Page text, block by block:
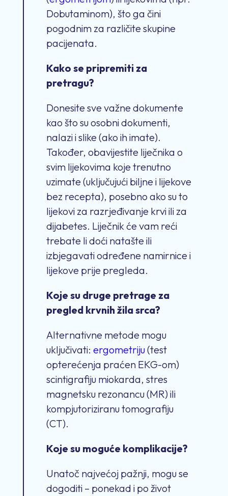
Dobutaminom), što ga čini
pogodnim za različite skupine
pacijenata.
Kako se pripremiti za
pretragu?
Donesite sve važne dokumente
kao što su osobni dokumenti,
nalazi i slike (ako ih imate).
Također, obavijestite liječnika o
svim lijekovima koje trenutno
uzimate (uključujući biljne i lijekove
bez recepta), posebno ako su to
lijekovi za razrjeđivanje krvi ili za
dijabetes. Liječnik će vam reći
trebate li doći natašte ili
izbjegavati određene namirnice i
lijekove prije pregleda.
Koje su druge pretrage za
pregled krvnih žila srca?
Alternativne metode mogu
uključivati: ergometriju(test
opterećenja praćen EKG-om)
scintigrafiju miokarda, stres
magnetsku rezonancu (MR) ili
kompjutoriziranu tomografiju
(CT).
Koje su moguće komplikacije?
Unatoč najvećoj pažnji, mogu se
dogoditi – ponekad i po život